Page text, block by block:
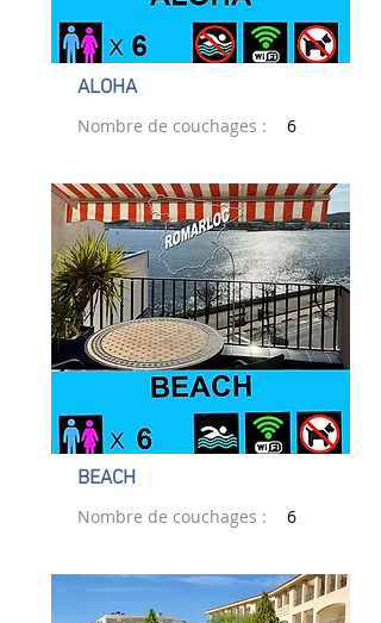
ALOHA
Nombre de couchages : 6
BEACH
Nombre de couchages : 6